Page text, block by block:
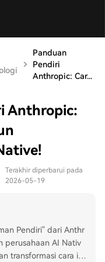
Panduan
Pendiri
Anthropic: Car...
Anthropic:
Terakhir diperbarui pada
2026-05-19
Pendiri" dari Anthr
perusahaan AI Nativ
transformasi cara id